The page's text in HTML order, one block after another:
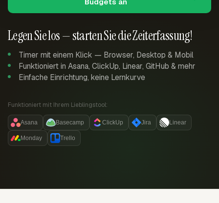
Legen Sie los — starten Sie die Zeiterfassung!
Timer mit einem Klick — Browser, Desktop & Mobil
Funktioniert in Asana, ClickUp, Linear, GitHub & mehr
Einfache Einrichtung, keine Lernkurve
Funktioniert mit Ihrem Lieblingstool:
Asana Basecamp ClickUp Jira Linear
Monday Trello